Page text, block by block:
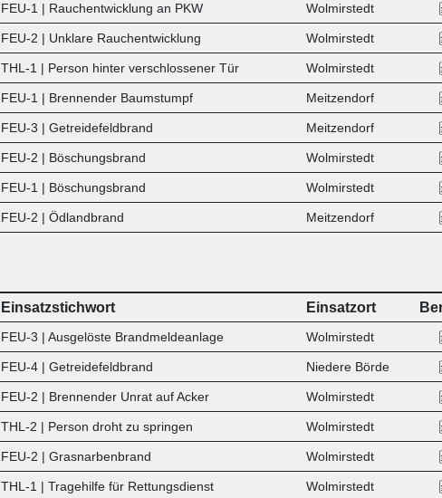
FEU-1 | Rauchentwicklung an PKW Wolmirstedt
FEU-2 | Unklare Rauchentwicklung Wolmirstedt
THL-1 | Person hinter verschlossener Tür Wolmirstedt
FEU-1 | Brennender Baumstumpf Meitzendorf
FEU-3 | Getreidefeldbrand Meitzendorf
FEU-2 | Böschungsbrand Wolmirstedt
FEU-1 | Böschungsbrand Wolmirstedt
FEU-2 | Ödlandbrand Meitzendorf
Einsatzstichwort Einsatzort
FEU-3 | Ausgelöste Brandmeldeanlage Wolmirstedt
FEU-4 | Getreidefeldbrand Niedere Börde
FEU-2 | Brennender Unrat auf Acker Wolmirstedt
THL-2 | Person droht zu springen Wolmirstedt
FEU-2 | Grasnarbenbrand Wolmirstedt
THL-1 | Tragehilfe für Rettungsdienst Wolmirstedt